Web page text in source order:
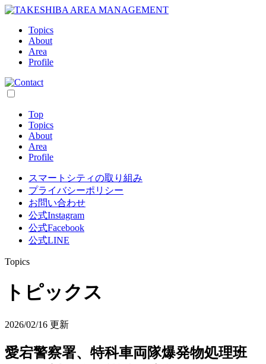
Topics
About
Area
Profile
Top
Topics
About
Area
Profile
スマートシティの取り組み
プライバシーポリシー
お問い合わせ
公式Instagram
公式Facebook
公式LINE
Topics
トピックス
2026/02/16 更新
愛宕警察署、特科車両隊爆発物処理班